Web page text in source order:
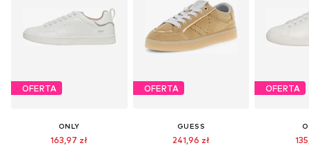
OFERTA
ONLY
163,97 zł
OFERTA
GUESS
241,96 zł
OFERTA